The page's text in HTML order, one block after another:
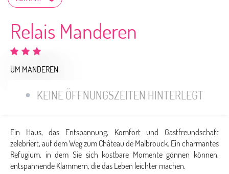
Relais Manderen
UM MANDEREN
KEINE ÖFFNUNGSZEITEN HINTERLEGT
Ein Haus, das Entspannung, Komfort und Gastfreundschaft
zelebriert, auf dem Weg zum Château de Malbrouck. Ein charmantes
Refugium, in dem Sie sich kostbare Momente gönnen können,
entspannende Klammern, die das Leben leichter machen.